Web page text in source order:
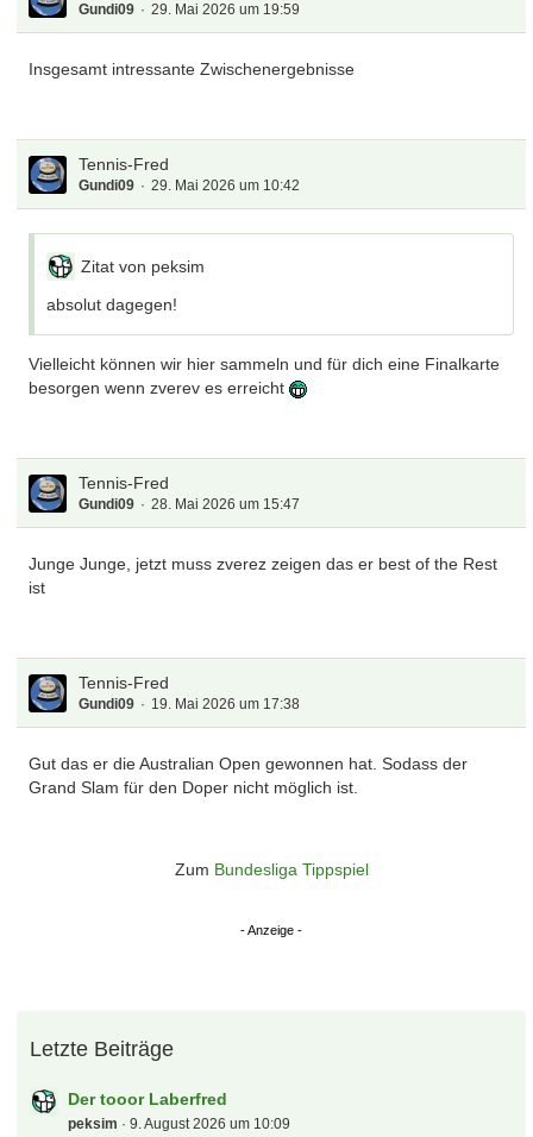
Gundi09 29. Mai 2026 um 19:59
Insgesamt intressante Zwischenergebnisse
Tennis-Fred
Gundi09 29. Mai 2026 um 10:42
Zitat von peksim
absolut dagegen!
Vielleicht können wir hier sammeln und für dich eine Finalkarte
besorgen wenn zverev es erreicht
Tennis-Fred
Gundi09 28. Mai 2026 um 15:47
Junge Junge, jetzt muss zverez zeigen das er best of the Rest
ist
Tennis-Fred
Gundi09 19. Mai 2026 um 17:38
Gut das er die Australian Open gewonnen hat. Sodass der
Grand Slam für den Doper nicht möglich ist.
Zum Bundesliga Tippspiel
Letzte Beiträge
Der tooor Laberfred
peksim 9. August 2026 um 10:09